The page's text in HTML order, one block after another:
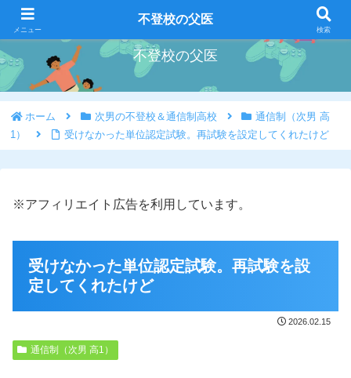
好きな事を好きな時にやろう
不登校の父医
ホーム 次男の不登校＆通信制高校
通信制（次男 高
1）
受けなかった単位認定試験。再試験を設定してくれたけど
※アフィリエイト広告を利用しています。
受けなかった単位認定試験。再試験を設
定してくれたけど
2026.02.15
通信制（次男 高1）
メニュー
不登校の父医
検索